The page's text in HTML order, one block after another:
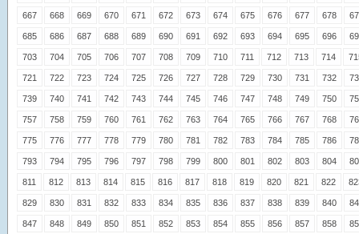
667 668 669 670 671 672 673 674 675 676 677 678
685 686 687 688 689 690 691 692 693 694 695 696
703 704 705 706 707 708 709 710 711 712 713 714
721 722 723 724 725 726 727 728 729 730 731 732
739 740 741 742 743 744 745 746 747 748 749 750
757 758 759 760 761 762 763 764 765 766 767 768
775 776 777 778 779 780 781 782 783 784 785 786
793 794 795 796 797 798 799 800 801 802 803 804
811 812 813 814 815 816 817 818 819 820 821 822
829 830 831 832 833 834 835 836 837 838 839 840
847 848 849 850 851 852 853 854 855 856 857 858